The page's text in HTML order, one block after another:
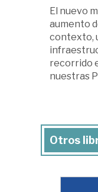
El nuevo
aumento
contexto,
recorrido
nuestras
Otros